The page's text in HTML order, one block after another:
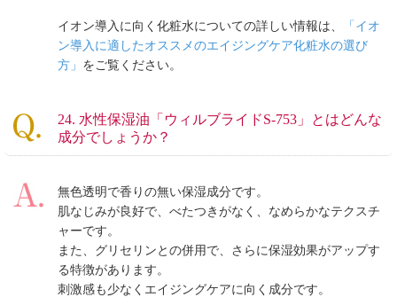
イオン導入に向く化粧水についての詳しい情報は、
「イオ
ン導入に適したオススメのエイジングケア化粧水の選び
方」 をご覧ください。
24. 水性保湿油「ウィルブライドS-753」とはどんな
成分でしょうか？
無色透明で香りの無い保湿成分です。
肌なじみが良好で、べたつきがなく、なめらかなテクスチ
ャーです。
また、グリセリンとの併用で、さらに保湿効果がアップす
る特徴があります。
刺激感も少なくエイジングケアに向く成分です。